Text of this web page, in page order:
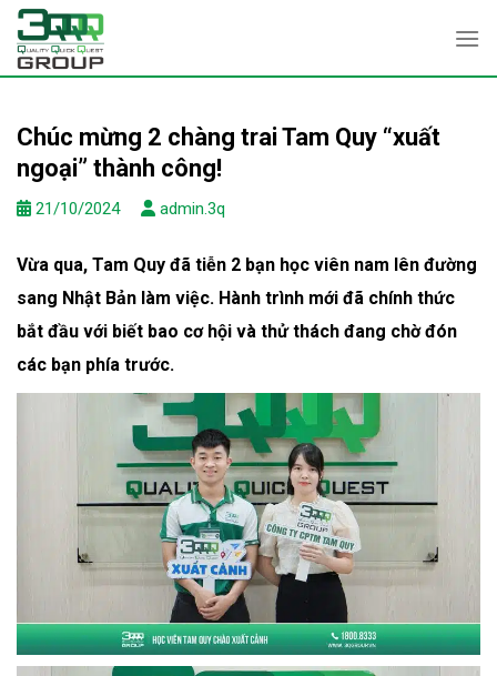
Skip
content
Chúc mừng 2 chàng trai Tam Quy “xuất
ngoại” thành công!
21/10/2024 admin.3q
Vừa qua, Tam Quy đã tiễn 2 bạn học viên nam lên đường
sang Nhật Bản làm việc. Hành trình mới đã chính thức
bắt đầu với biết bao cơ hội và thử thách đang chờ đón
các bạn phía trước.